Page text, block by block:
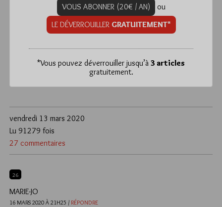
VOUS ABONNER (20€ / AN)
ou
LE DÉVERROUILLER GRATUITEMENT*
*Vous pouvez déverrouiller jusqu’à 3 articles
gratuitement.
vendredi 13 mars 2020
27 commentaires
Lu 91279 fois
26
MARIE-JO
16 MARS 2020 À 21H25 / RÉPONDRE